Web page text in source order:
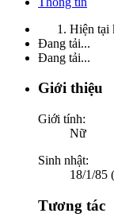
Hiện tại
Đang tải...
Đang tải...
Giới thiệu
Giới tính:
Nữ
Sinh nhật:
18/1/85
Tương tác